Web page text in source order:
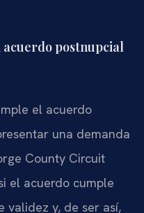
acuerdo postnupcial
el acuerdo
una demanda
County Circuit
el acuerdo cumple
validez y, de ser así,